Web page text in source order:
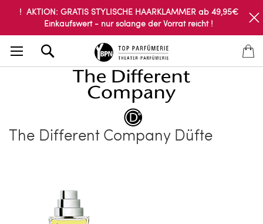
! AKTION: GRATIS STYLISCHE HAARKLAMMER ab 49,95€
Einkaufswert - nur solange der Vorrat reicht !
The Different Company Düfte